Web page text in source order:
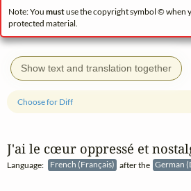
Note: You mustuse the copyright symbol © when
protected material.
Show text and translation together
J'ai le cœur oppressé et
Language: French (Français) after the German
Choose for Diff